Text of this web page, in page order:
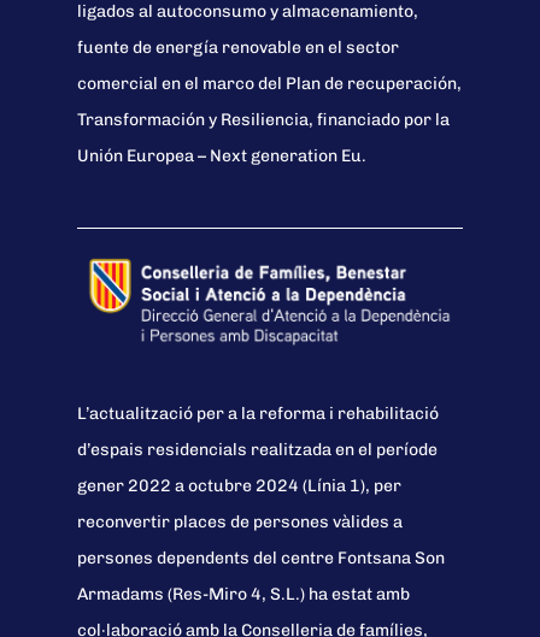
ligados al autoconsumo y almacenamiento,
fuente de energía renovable en el sector
comercial en el marco del Plan de recuperación,
Transformación y Resiliencia, financiado por la
Unión Europea – Next generation Eu.
L’actualització per a la reforma i rehabilitació
d’espais residencials realitzada en el període
gener 2022 a octubre 2024 (Línia 1), per
reconvertir places de persones vàlides a
persones dependents del centre Fontsana Son
Armadams (Res-Miro 4, S.L.) ha estat amb
col·laboració amb la Conselleria de famílies,